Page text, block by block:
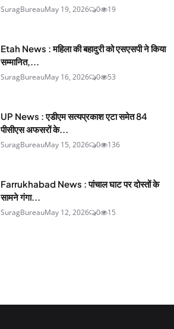
SuragBureauMay 19, 2026 0 19
Etah News : महिला की बहादुरी को एसएसपी ने किया
सम्मानित,...
SuragBureauMay 16, 2026 0 53
UP News : एडीएम सत्यप्रकाश एटा समेत 84
पीसीएस अफसरों के...
SuragBureauMay 15, 2026 0 136
Farrukhabad News : पांचाल घाट पर दोस्तों के
सामने गंगा...
SuragBureauMay 12, 2026 0 15